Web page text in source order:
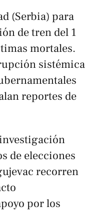
(Serbia) para
de tren del 1
mortales.
sistémica
reportes de
de elecciones
recorren
por los